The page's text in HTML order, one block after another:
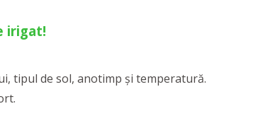
irigat!
tipul de sol, anotimp și temperatură.